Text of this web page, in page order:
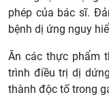
phép của bác sĩ.
bệnh dị ứng nguy
Ăn các thực phẩm
trình điều trị dị
thành độc tố trong